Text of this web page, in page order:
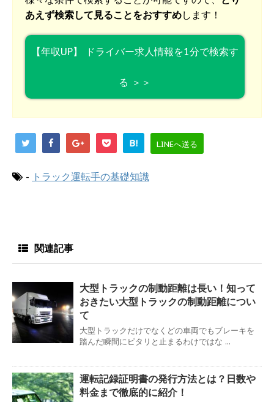
あえず検索して見ることをおすすめします！
【年収UP】 ドライバー求人情報を1分で検索す
る ＞＞
B! LINEへ送る
- トラック運転手の基礎知識
関連記事
大型トラックの制動距離は長い！知って
おきたい大型トラックの制動距離につい
て
大型トラックだけでなくどの車両でもブレーキを
踏んだ瞬間にピタリと止まるわけではな ...
運転記録証明書の発行方法とは？日数や
料金まで徹底的に紹介！